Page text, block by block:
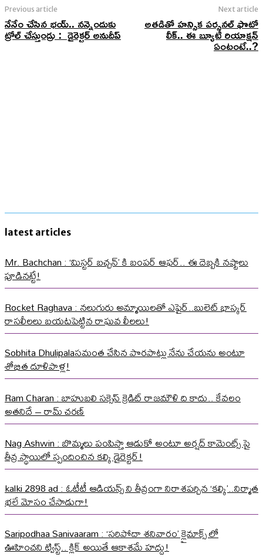
Previous article
నేనేం చేసిన భయ్.. నన్నెందుకు
ట్రోల్ చేస్తుండ్రు : డైరెక్టర్ అనుదీప్
Next article
అతడితో హన్సిక పర్సనల్ ఫొటో
లీక్.. ఈ బ్యూటీ రియాక్షన్
ఏంటంటే..?
latest articles
Mr. Bachchan : ‘మిస్టర్ బచ్చన్’ కి బంపర్ ఆఫర్.. ఈ దెబ్బకి నష్టాలు
పూడినట్టే!
Rocket Raghava : నలుగురు అమ్మాయిలతో ఎఫైర్..బులెట్ భాస్కర్
రాసలీలలు బయటపెట్టిన రాఘవ లీలలు!
Sobhita Dhulipalaసమంత చేసిన పొరపాట్లు నేను చేయను అంటూ
శోభిత దూళిపాళ్ల!
Ram Charan : బాహుబలి సక్సెస్ క్రెడిట్ రాజమౌళి ది కాదు.. కేవలం
అతనిదే – రామ్ చరణ్
Nag Ashwin : బొమ్మలు పంపిస్తా ఆడుకో అంటూ అర్షద్ కామెంట్స్ పై
తీవ్ర స్థాయిలో స్పందించిన కల్కి డైరెక్టర్!
kalki 2898 ad : ఓటీటీ ఆడియన్స్ ని తీవ్రంగా నిరాశపర్చిన ‘కల్కి’..నిర్మాత
భలే మోసం చేసాడుగా!
Saripodhaa Sanivaaram : ‘సరిపోదా శనివారం’ క్లైమాక్స్ లో
ఊహించని ట్విస్ట్.. క్లిక్ అయితే ఆకాశమే హద్దు!